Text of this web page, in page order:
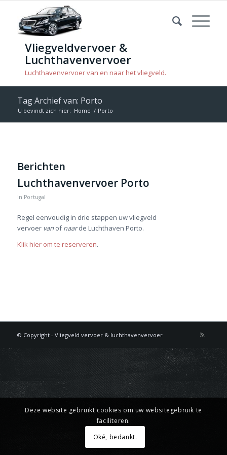
Vliegveldvervoer &
Luchthavenvervoer
Luchthavenvervoer van en naar het vliegveld.
Tag Archief van: Porto
U bevindt zich hier: Home / Porto
Berichten
Luchthavenvervoer Porto
in Portugal
Regel eenvoudig in drie stappen uw vliegveld
vervoer van ofnaarde Luchthaven Porto.
Klik hier om te reserveren.
© Copyright - Vliegveld vervoer & luchthavenvervoer
Deze website gebruikt cookies om uw websitegebruik te
faciliteren.
Oké, bedankt.